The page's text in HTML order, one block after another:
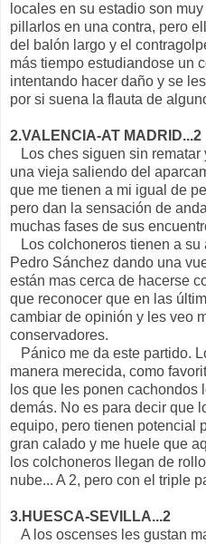
locales en su estadio son
pillarlos en una contra, pero
del balón largo y el
más tiempo estudiandose un
intentando hacer daño y se
por si suena la flauta de
2.VALENCIA-AT MADRID...2
Los ches siguen sin rematar
una vieja saliendo del
que me tienen a mi igual de
pero dan la sensación de
muchas fases de sus
Los colchoneros tienen a su
Pedro Sánchez dando una
están mas cerca de hacerse
que reconocer que en las
cambiar de opinión y les veo
conservadores.
Pánico me da este partido.
manera merecida, como
los que les ponen cachondos
demás. No es para decir que
equipo, pero tienen potencial
gran calado y me huele que
los colchoneros llegan de
nube... A 2, pero con el triple
3.HUESCA-SEVILLA...2
A los oscenses les gustan